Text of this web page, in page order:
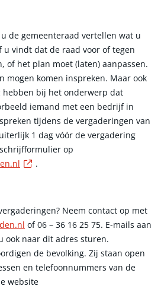
de gemeenteraad vertellen wat u
vindt dat de raad voor of tegen
of het plan moet (laten) aanpassen.
mogen komen inspreken. Maar ook
hebben bij het onderwerp dat
iemand met een bedrijf in
tijdens de vergaderingen van
1 dag vóór de vergadering
op
Externe link
.
Neem contact op met
of 06 – 36 16 25 75. E-mails aan
ook naar dit adres sturen.
de bevolking. Zij staan open
en telefoonnummers van de
website